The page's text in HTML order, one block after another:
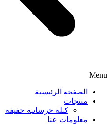
Menu
الصفحة الرئيسية
منتجات
كتلة خرسانية خفيفة
معلومات عنا